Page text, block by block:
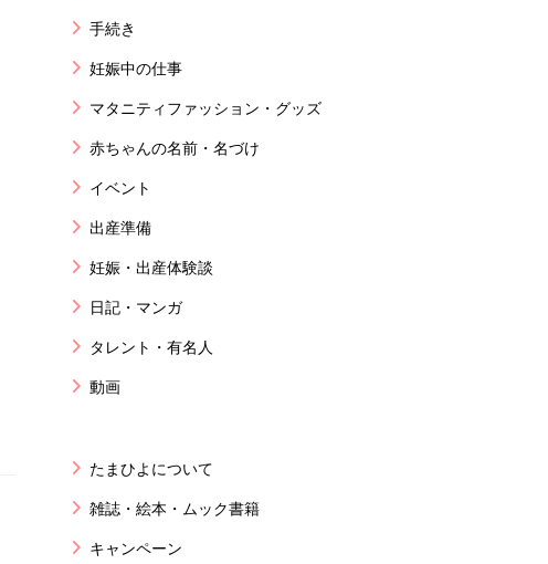
手続き
妊娠中の仕事
マタニティファッション・グッズ
赤ちゃんの名前・名づけ
イベント
出産準備
妊娠・出産体験談
日記・マンガ
タレント・有名人
動画
たまひよについて
雑誌・絵本・ムック書籍
キャンペーン